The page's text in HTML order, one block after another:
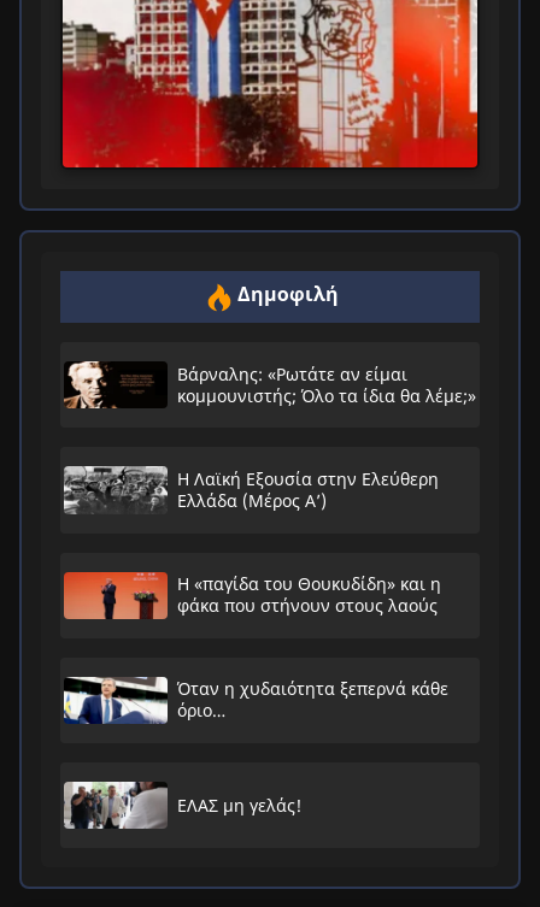
Δημοφιλή
Βάρναλης: «Ρωτάτε αν είμαι
κομμουνιστής; Όλο τα ίδια θα λέμε;»
Η Λαϊκή Εξουσία στην Ελεύθερη
Ελλάδα (Μέρος Α’)
Η «παγίδα του Θουκυδίδη» και η
φάκα που στήνουν στους λαούς
Όταν η χυδαιότητα ξεπερνά κάθε
όριο…
ΕΛΑΣ μη γελάς!